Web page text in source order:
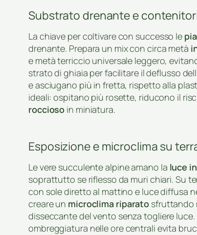
Substrato drenante e
La chiave per coltivare con successo le
drenante. Prepara un mix con circa metà
e metà terriccio universale leggero,
strato di ghiaia per facilitare il deflusso
e asciugano più in fretta, rispetto alla
ideali: ospitano più rosette, riducono il
roccioso in miniatura.
Esposizione e microclima su
Le vere succulente alpine amano la luce
soprattutto se riflesso da muri chiari. Su
con sole diretto al mattino e luce diffusa
creare un microclima riparato sfruttando
disseccante del vento senza togliere
ombreggiatura nelle ore centrali evita